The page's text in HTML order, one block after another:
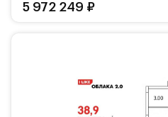
5 972 249 ₽